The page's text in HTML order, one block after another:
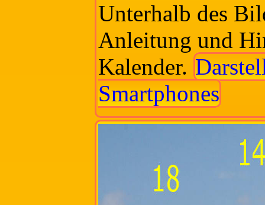
Unterhalb des
Anleitung und
Kalender.
Smartphones